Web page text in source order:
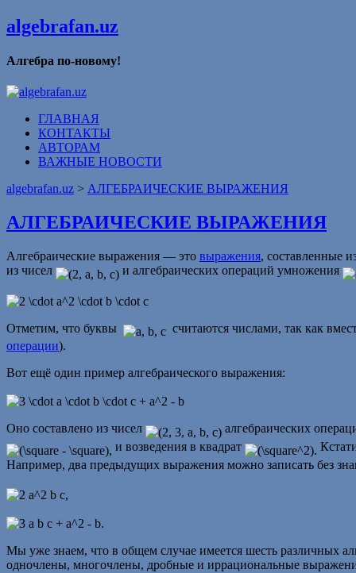
algebrafan.uz
Алгебра по-новому!
ГЛАВНАЯ
КОНТАКТЫ
АВТОРАМ
ВАЖНЫЕ НОВОСТИ
algebrafan.uz > АЛГЕБРАИЧЕСКИЕ ВЫРАЖЕНИЯ
АЛГЕБРАИЧЕСКИЕ ВЫРАЖЕНИЯ
Алгебраические выражения — это выражения, составленные
из чисел
и алгебраических операций умножения
Отметим, что буквы
считаются числами, так как
операции).
Вот ещё один пример алгебраического выражения:
Оно составлено из чисел
алгебраических
и возведения в квадрат
Например, два предыдущих выражения можно записать без
Мы уже знаем, что в общем случае имеется шесть различных
одночлены, многочлены, дробные и иррациональные